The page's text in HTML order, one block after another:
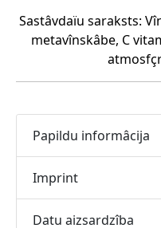
Sastâvdaïu saraksts:
metavînskâbe, C
Papildu informâcija
Imprint
Datu aizsardzîba